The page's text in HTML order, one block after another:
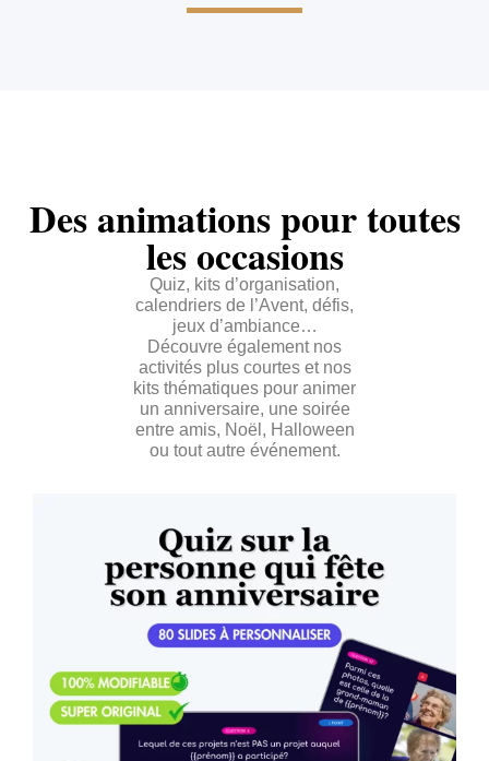
Des animations pour toutes
les occasions
Quiz, kits d’organisation,
calendriers de l’Avent, défis,
jeux d’ambiance…
Découvre également nos
activités plus courtes et nos
kits thématiques pour animer
un anniversaire, une soirée
entre amis, Noël, Halloween
ou tout autre événement.